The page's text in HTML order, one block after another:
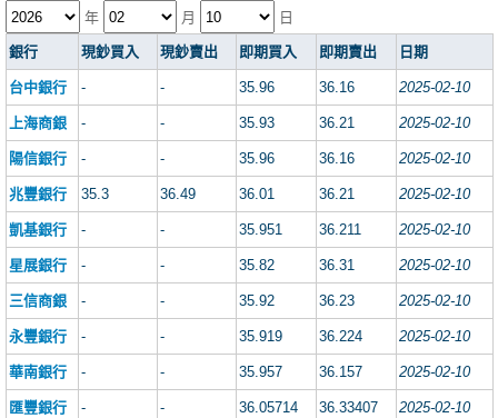
年 月 日
銀行 現鈔買入 現鈔賣出 即期買入 即期賣出 日期
台中銀行 - - 35.96 36.16 2025-02-10
上海商銀 - - 35.93 36.21 2025-02-10
陽信銀行 - - 35.96 36.16 2025-02-10
兆豐銀行 35.3 36.49 36.01 36.21 2025-02-10
凱基銀行 - - 35.951 36.211 2025-02-10
星展銀行 - - 35.82 36.31 2025-02-10
三信商銀 - - 35.92 36.23 2025-02-10
永豐銀行 - - 35.919 36.224 2025-02-10
華南銀行 - - 35.957 36.157 2025-02-10
匯豐銀行 - - 36.05714 36.33407 2025-02-10